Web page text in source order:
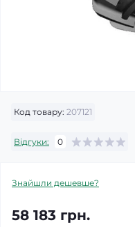
Код товару: 207121
Відгуки: 0
Знайшли дешевше?
58 183 грн.